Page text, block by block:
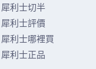
犀利士切半
犀利士評價
犀利士哪裡買
犀利士正品